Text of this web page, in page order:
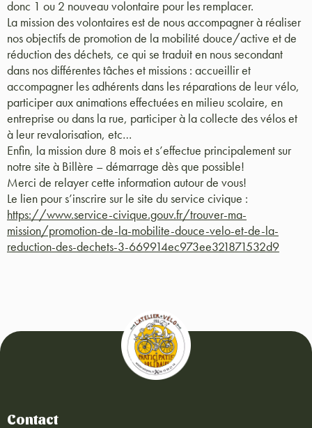
donc 1 ou 2 nouveau volontaire pour les remplacer.
La mission des volontaires est de nous accompagner à réaliser
nos objectifs de promotion de la mobilité douce/active et de
réduction des déchets, ce qui se traduit en nous secondant
dans nos différentes tâches et missions : accueillir et
accompagner les adhérents dans les réparations de leur vélo,
participer aux animations effectuées en milieu scolaire, en
entreprise ou dans la rue, participer à la collecte des vélos et
à leur revalorisation, etc…
Enfin, la mission dure 8 mois et s’effectue principalement sur
notre site à Billère – démarrage dès que possible!
Merci de relayer cette information autour de vous!
Le lien pour s’inscrire sur le site du service civique :
https://www.service-civique.gouv.fr/trouver-ma-
mission/promotion-de-la-mobilite-douce-velo-et-de-la-
reduction-des-dechets-3-669914ec973ee321871532d9
Contact